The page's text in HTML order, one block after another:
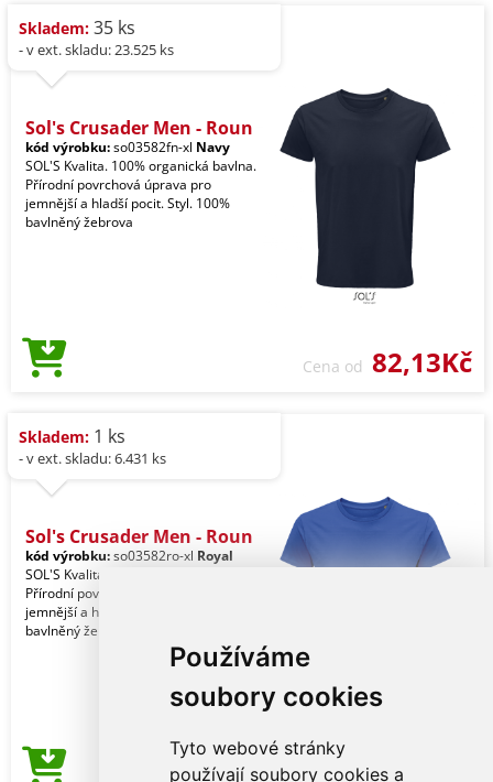
Používáme
soubory cookies
Tyto webové stránky
používají soubory cookies a
Skladem: 35 ks
- v ext. skladu: 23.525 ks
Sol's Crusader Men - Roun
kód výrobku:so03582fn-xl Navy
SOL'S Kvalita. 100% organická bavlna.
Přírodní povrchová úprava pro
jemnější a hladší pocit. Styl. 100%
bavlněný žebrova
Cena od 82,13Kč
Skladem: 1 ks
- v ext. skladu: 6.431 ks
Sol's Crusader Men - Roun
kód výrobku:so03582ro-xl Royal
SOL'S Kvalita. 100% organická bavlna.
Přírodní povrchová úprava pro
jemnější a hladší pocit. Styl. 100%
bavlněný žebrova
Cena od82,13Kč